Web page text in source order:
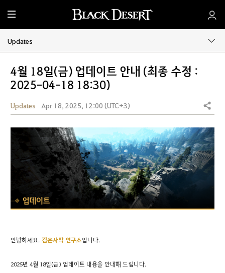
M
e
n
u
Updates
4월 18일(금) 업데이트 안내 (최종 수정 :
2025-04-18 18:30)
Updates Apr 18, 2025, 12:00 (UTC+3) Share
안녕하세요. 검은사막 연구소입니다.
2025년 4월 18일(금) 업데이트 내용을 안내해 드립니다.